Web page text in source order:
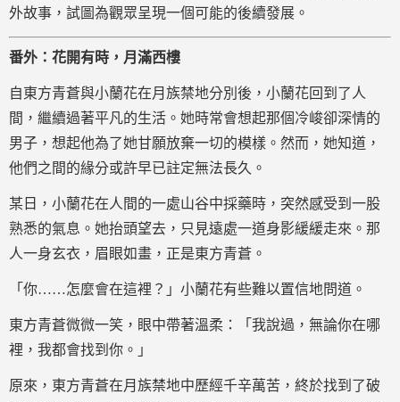
外故事，試圖為觀眾呈現一個可能的後續發展。
番外：花開有時，月滿西樓
自東方青蒼與小蘭花在月族禁地分別後，小蘭花回到了人
間，繼續過著平凡的生活。她時常會想起那個冷峻卻深情的
男子，想起他為了她甘願放棄一切的模樣。然而，她知道，
他們之間的緣分或許早已註定無法長久。
某日，小蘭花在人間的一處山谷中採藥時，突然感受到一股
熟悉的氣息。她抬頭望去，只見遠處一道身影緩緩走來。那
人一身玄衣，眉眼如畫，正是東方青蒼。
「你……怎麼會在這裡？」小蘭花有些難以置信地問道。
東方青蒼微微一笑，眼中帶著溫柔：「我說過，無論你在哪
裡，我都會找到你。」
原來，東方青蒼在月族禁地中歷經千辛萬苦，終於找到了破